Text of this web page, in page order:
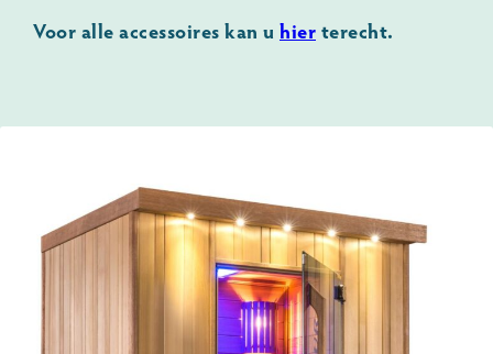
Voor alle accessoires kan u hier terecht.